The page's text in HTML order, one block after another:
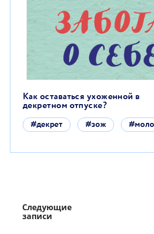
Как оставаться ухоженной в
декретном отпуске?
#декрет #зож
Следующие
записи